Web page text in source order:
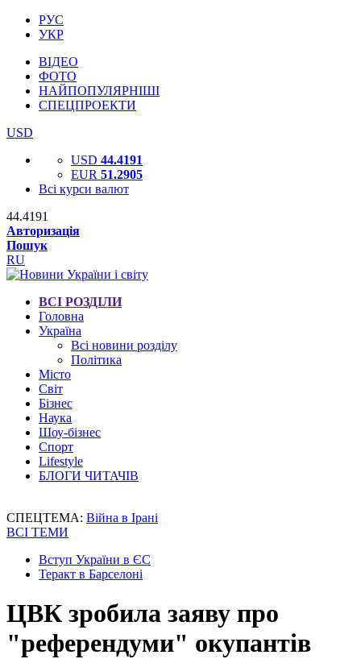
РУС
УКР
ВІДЕО
ФОТО
НАЙПОПУЛЯРНІШІ
СПЕЦПРОЕКТИ
USD
USD 44.4191
EUR 51.2905
Всі курси валют
44.4191
Авторизація
Пошук
RU
ВСІ РОЗДІЛИ
Головна
Україна
Всі новини розділу
Політика
Місто
Світ
Бізнес
Наука
Шоу-бізнес
Спорт
Lifestyle
БЛОГИ ЧИТАЧІВ
СПЕЦТЕМА: Війна в Ірані
ВСІ ТЕМИ
Вступ України в ЄС
Теракт в Барселоні
ЦВК зробила заяву про
"референдуми" окупантів